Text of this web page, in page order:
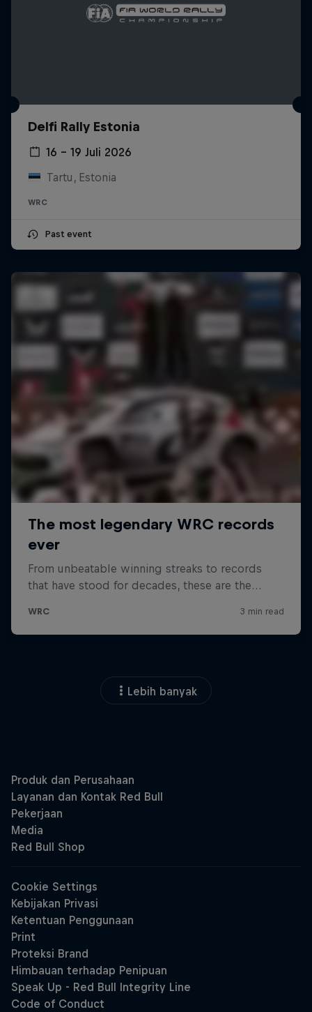
Delfi Rally Estonia
16 – 19 Juli 2026
Tartu, Estonia
WRC
Past event
Lebih banyak